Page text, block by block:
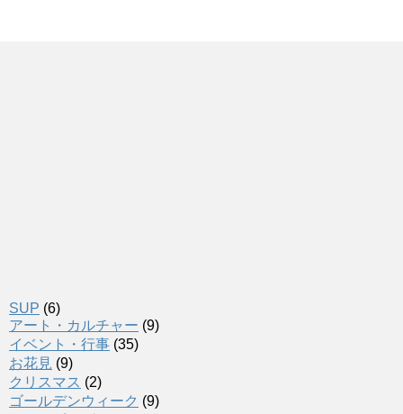
SUP (6)
アート・カルチャー (9)
イベント・行事 (35)
お花見 (9)
クリスマス (2)
ゴールデンウィーク (9)